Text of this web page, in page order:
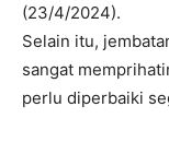
(23/4/2024).
Selain itu,
sangat
perlu diperbaiki